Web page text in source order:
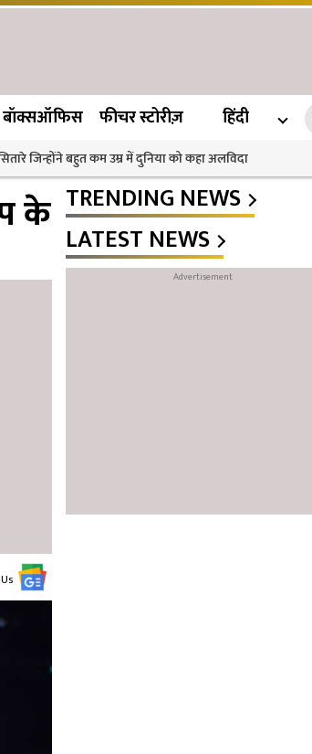
बॉक्सऑफिस फीचर स्टोरीज़ हिंदी
जिन्होंने बहुत कम उम्र में दुनिया को कहा अलविदा
के TRENDING NEWS
LATEST NEWS